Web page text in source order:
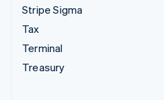
Stripe Sigma
Tax
Terminal
Treasury